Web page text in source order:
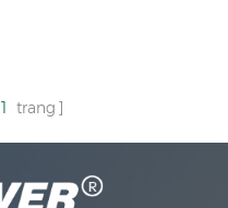
1 trang